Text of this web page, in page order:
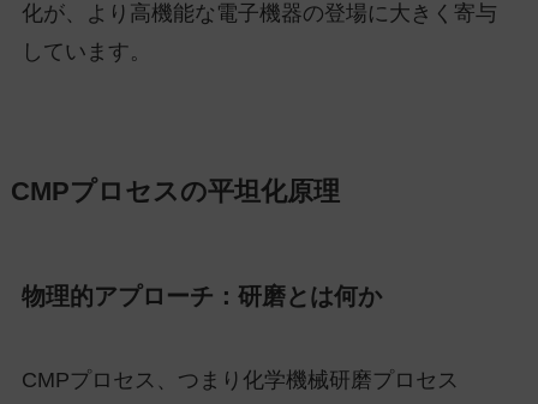
化が、より高機能な電子機器の登場に大きく寄与
しています。
CMPプロセスの平坦化原理
物理的アプローチ：研磨とは何か
CMPプロセス、つまり化学機械研磨プロセス